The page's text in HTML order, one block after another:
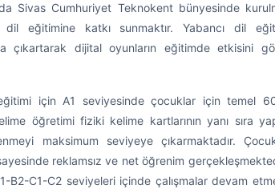
Sivas Cumhuriyet Teknokent bünyesinde
dil eğitimine katkı sunmaktır. Yabancı dil
çıkartarak dijital oyunların eğitimde etkisini
için A1 seviyesinde çocuklar için temel
öğretimi fiziki kelime kartlarının yanı sıra
maksimum seviyeye çıkarmaktadır.
reklamsız ve net öğrenim
B2-C1-C2 seviyeleri içinde çalışmalar devam